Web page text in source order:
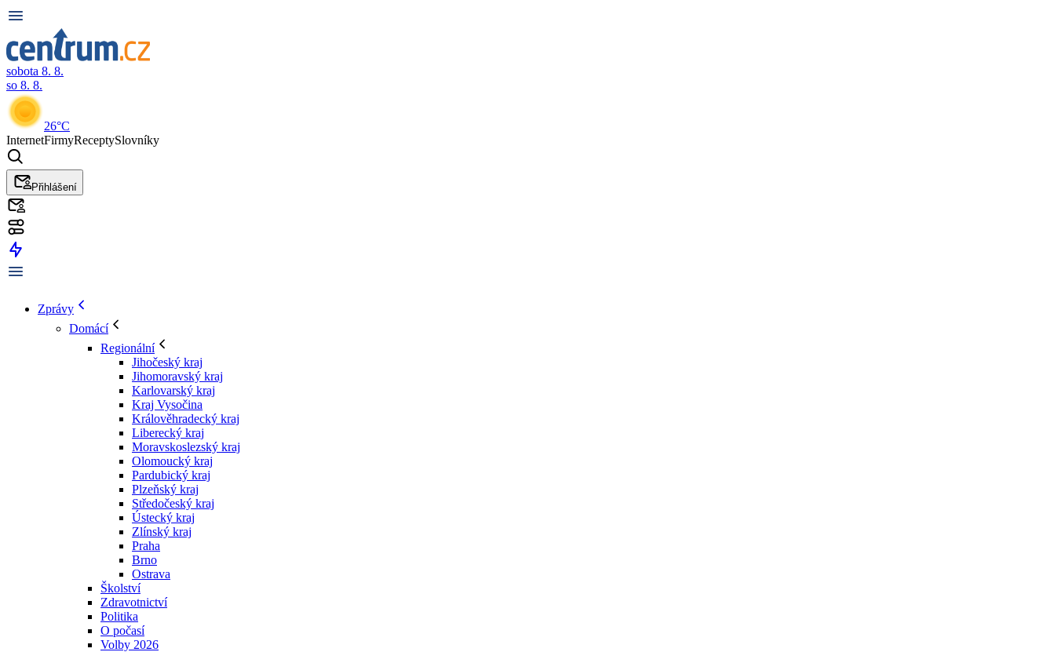
sobota 8. 8.
so 8. 8.
26°C
InternetFirmyReceptySlovníky
Přihlášení
Zprávy
Domácí
Regionální
Jihočeský kraj
Jihomoravský kraj
Karlovarský kraj
Kraj Vysočina
Králověhradecký kraj
Liberecký kraj
Moravskoslezský kraj
Olomoucký kraj
Pardubický kraj
Plzeňský kraj
Středočeský kraj
Ústecký kraj
Zlínský kraj
Praha
Brno
Ostrava
Školství
Zdravotnictví
Politika
O počasí
Volby 2026